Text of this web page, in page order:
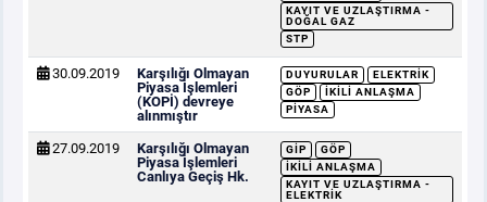
KAYIT VE UZLAŞTIRMA -
DOĞAL GAZ
STP
30.09.2019
Karşılığı Olmayan
Piyasa İşlemleri
(KOPİ) devreye
alınmıştır
DUYURULAR
ELEKTRIK
GÖP
İKILI ANLAŞMA
PIYASA
27.09.2019
Karşılığı Olmayan
Piyasa İşlemleri
Canlıya Geçiş Hk.
GİP
GÖP
İKILI ANLAŞMA
KAYIT VE UZLAŞTIRMA -
ELEKTRIK